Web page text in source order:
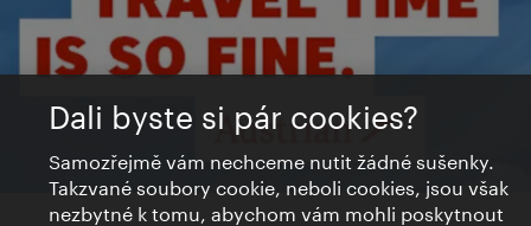
Dali byste si pár cookies?
Samozřejmě vám nechceme nutit žádné sušenky.
Takzvané soubory cookie, neboli cookies, jsou však
nezbytné k tomu, abychom vám mohli poskytnout